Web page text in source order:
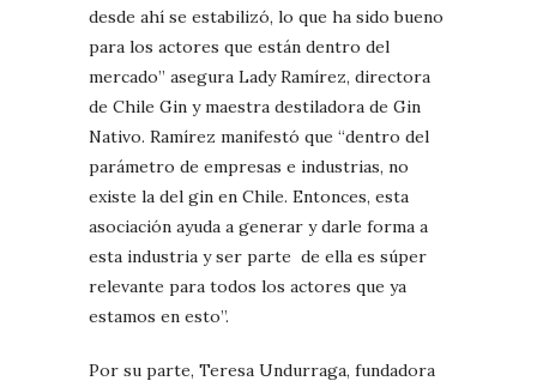
desde ahí se estabilizó, lo que ha sido bueno
para los actores que están dentro del
mercado” asegura Lady Ramírez, directora
de Chile Gin y maestra destiladora de Gin
Nativo. Ramírez manifestó que “dentro del
parámetro de empresas e industrias, no
existe la del gin en Chile. Entonces, esta
asociación ayuda a generar y darle forma a
esta industria y ser parte de ella es súper
relevante para todos los actores que ya
estamos en esto”.
Por su parte, Teresa Undurraga, fundadora